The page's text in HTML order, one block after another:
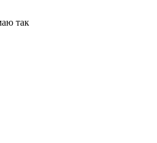
так